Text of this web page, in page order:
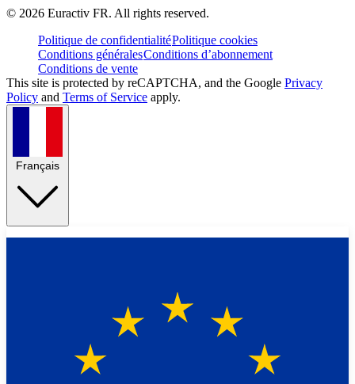
© 2026 Euractiv FR. All rights reserved.
Politique de confidentialitéPolitique cookies
Conditions généralesConditions d’abonnement
Conditions de vente
This site is protected by reCAPTCHA, and the Google Privacy
Policy and Terms of Service apply.
Français